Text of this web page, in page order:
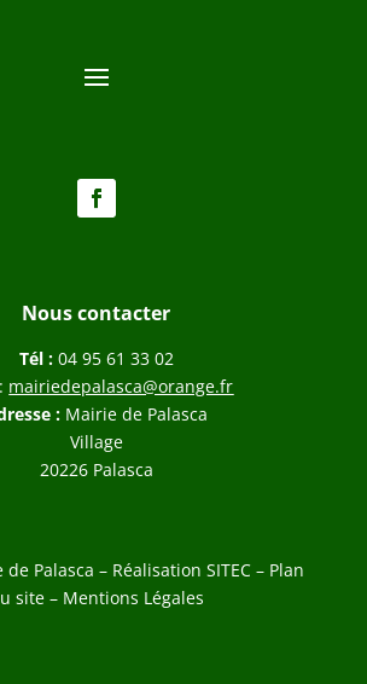
Nous contacter
Tél : 04 95 61 33 02
: mairiedepalasca@orange.fr
: Mairie de Palasca
Village
20226 Palasca
Palasca – Réalisation SITEC– Plan
site – Mentions Légales